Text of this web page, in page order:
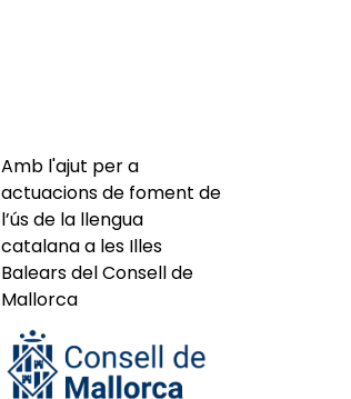
Amb l'ajut per a
actuacions de foment de
l’ús de la llengua
catalana a les Illes
Balears del Consell de
Mallorca